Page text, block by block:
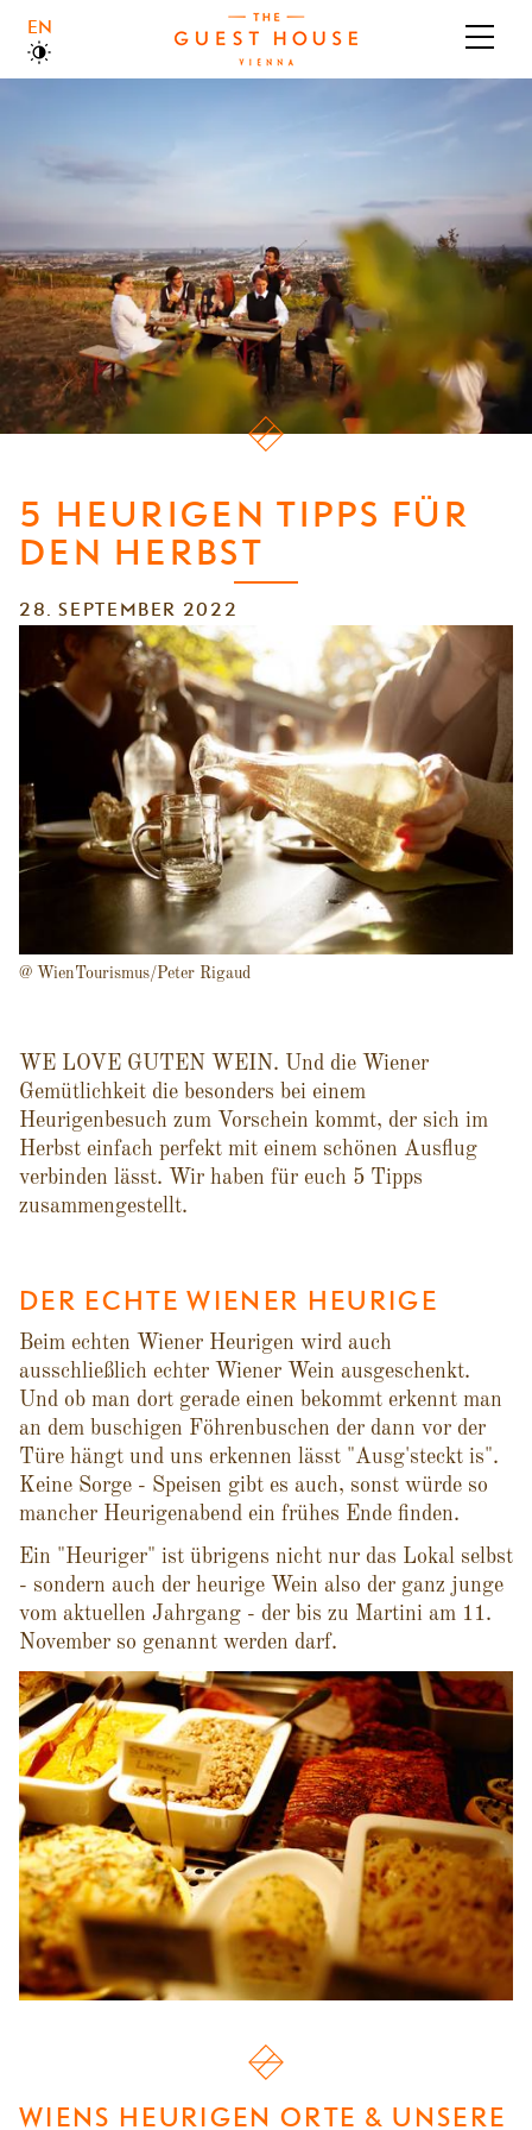
ENGLISH
BRASSERIE
GALERIE
JOBS & KARRIERE
5 HEURIGEN TIPPS FÜR
DEN HERBST
28. SEPTEMBER 2022
@ WienTourismus/Peter Rigaud
WE LOVE GUTEN WEIN. Und die Wiener
Gemütlichkeit die besonders bei einem
Heurigenbesuch zum Vorschein kommt, der sich im
Herbst einfach perfekt mit einem schönen Ausflug
verbinden lässt. Wir haben für euch 5 Tipps
zusammengestellt.
DER ECHTE WIENER HEURIGE
Beim echten Wiener Heurigen wird auch
ausschließlich echter Wiener Wein ausgeschenkt.
Und ob man dort gerade einen bekommt erkennt man
an dem buschigen Föhrenbuschen der dann vor der
Türe hängt und uns erkennen lässt "Ausg'steckt is".
Keine Sorge - Speisen gibt es auch, sonst würde so
mancher Heurigenabend ein frühes Ende finden.
Ein "Heuriger" ist übrigens nicht nur das Lokal selbst
- sondern auch der heurige Wein also der ganz junge
vom aktuellen Jahrgang - der bis zu Martini am 11.
November so genannt werden darf.
WIENS HEURIGEN ORTE & UNSERE